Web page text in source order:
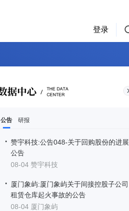
登录
公告 研报
赞宇科技:公告048-关于回购股份的进展
公告
08-04 赞宇科技
厦门象屿:厦门象屿关于间接控股子公司
租赁仓库起火事故的公告
08-04 厦门象屿